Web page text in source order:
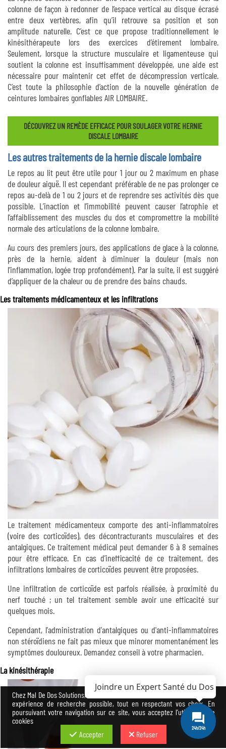
colonne de façon à redonner de l’espace vertical au disque écrasé
entre deux vertèbres, afin qu’il retrouve sa position et son
amplitude naturelle. C’est ce que propose traditionnellement le
kinésithérapeute lors des exercices d’étirement lombaire.
Seulement, lorsque la structure musculaire et ligamenteuse qui
soutient la colonne est insuffisamment développée, une aide est
nécessaire pour maintenir cet effet de décompression verticale.
C’est toute la philosophie d’action de la nouvelle génération de
ceintures lombaires gonflables AIR LOMBAIRE.
DÉCOUVREZ UN REMÈDE EFFICACE POUR SOULAGER VOTRE HERNIE
DISCALE LOMBAIRE
Les autres traitements de la hernie discale lombaire
Le repos au lit peut être utile pour 1 jour ou 2 maximum en phase
de douleur aiguë. Il est cependant préférable de ne pas prolonger ce
repos au-delà de 1 ou 2 jours et de reprendre ses activités dès que
possible. L’inaction et l’immobilité peuvent causer l’atrophie et
l’affaiblissement des muscles du dos et compromettre la mobilité
normale des articulations de la colonne lombaire.
Au cours des premiers jours, des applications de glace à la colonne,
près de la hernie, aident à diminuer la douleur (mais non
l’inflammation, logée trop profondément). Par la suite, il est suggéré
d’appliquer de la chaleur ou de prendre des bains chauds.
Les traitements médicamenteux et les infiltrations
Le traitement médicamenteux comporte des anti-inflammatoires
(voire des corticoïdes), des décontracturants musculaires et des
antalgiques. Ce traitement médical peut demander 6 à 8 semaines
pour être efficace. En cas d’inefficacité de ce traitement, des
infiltrations lombaires de corticoïdes peuvent être proposées.
Une infiltration de corticoïde est parfois réalisée, à proximité du
nerf touché ; un tel traitement semble avoir une efficacité sur
quelques mois.
Cependant, l'administration d'antalgiques ou d'anti-inflammatoires
non stéroïdiens ne fait pas mieux que minorer momentanément les
symptômes douloureux. Demandez conseil à votre pharmacien.
La kinésithérapie
Chez Mal De Dos Solutions, nous avons à cœur de vous offrir la meilleure
expérience de recherche possible, tout en respectant vos choix. En
poursuivant votre navigation sur ce site, vous acceptez l’utilisation de
cookies
Accepter
Refuser
24h/24h
Joindre un Expert Santé du Dos